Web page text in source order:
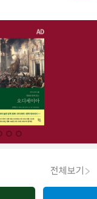
전체보기